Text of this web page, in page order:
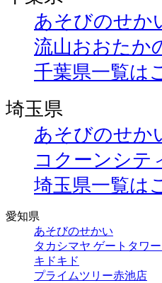
あそびのせか
流山おおたか
千葉県一覧は
埼玉県
あそびのせか
コクーンシテ
埼玉県一覧は
愛知県
あそびのせかい
タカシマヤ ゲートタワ
キドキド
プライムツリー赤池店